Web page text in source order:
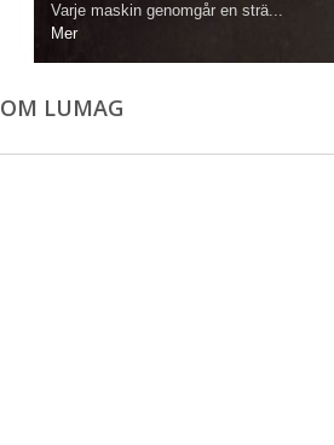
Varje maskin genomgår en strä...
Mer
OM LUMAG